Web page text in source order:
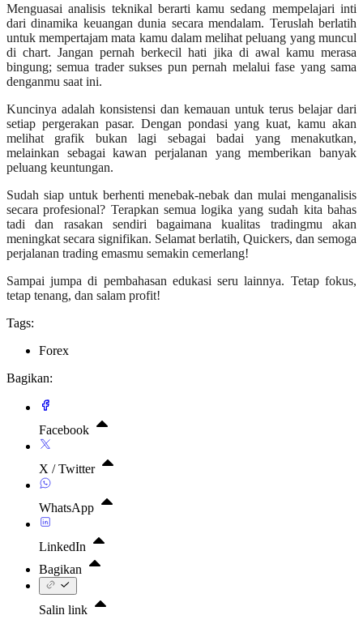
Menguasai analisis teknikal berarti kamu sedang mempelajari inti
dari dinamika keuangan dunia secara mendalam. Teruslah berlatih
untuk mempertajam mata kamu dalam melihat peluang yang muncul
di chart. Jangan pernah berkecil hati jika di awal kamu merasa
bingung; semua trader sukses pun pernah melalui fase yang sama
denganmu saat ini.
Kuncinya adalah konsistensi dan kemauan untuk terus belajar dari
setiap pergerakan pasar. Dengan pondasi yang kuat, kamu akan
melihat grafik bukan lagi sebagai badai yang menakutkan,
melainkan sebagai kawan perjalanan yang memberikan banyak
peluang keuntungan.
Sudah siap untuk berhenti menebak-nebak dan mulai menganalisis
secara profesional? Terapkan semua logika yang sudah kita bahas
tadi dan rasakan sendiri bagaimana kualitas tradingmu akan
meningkat secara signifikan. Selamat berlatih, Quickers, dan semoga
perjalanan trading emasmu semakin cemerlang!
Sampai jumpa di pembahasan edukasi seru lainnya. Tetap fokus,
tetap tenang, dan salam profit!
Tags:
Forex
Bagikan:
Facebook
X / Twitter
WhatsApp
LinkedIn
Bagikan
Salin link